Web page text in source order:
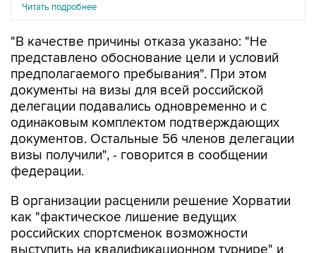
Читать подробнее
"В качестве причины отказа указано: "Не
представлено обоснование цели и условий
предполагаемого пребывания". При этом
документы на визы для всей российской
делегации подавались одновременно и с
одинаковым комплектом подтверждающих
документов. Остальные 56 членов делегации
визы получили", - говорится в сообщении
федерации.
В организации расценили решение Хорватии
как "фактическое лишение ведущих
российских спортсменок возможности
выступить на квалификационном турнире" и